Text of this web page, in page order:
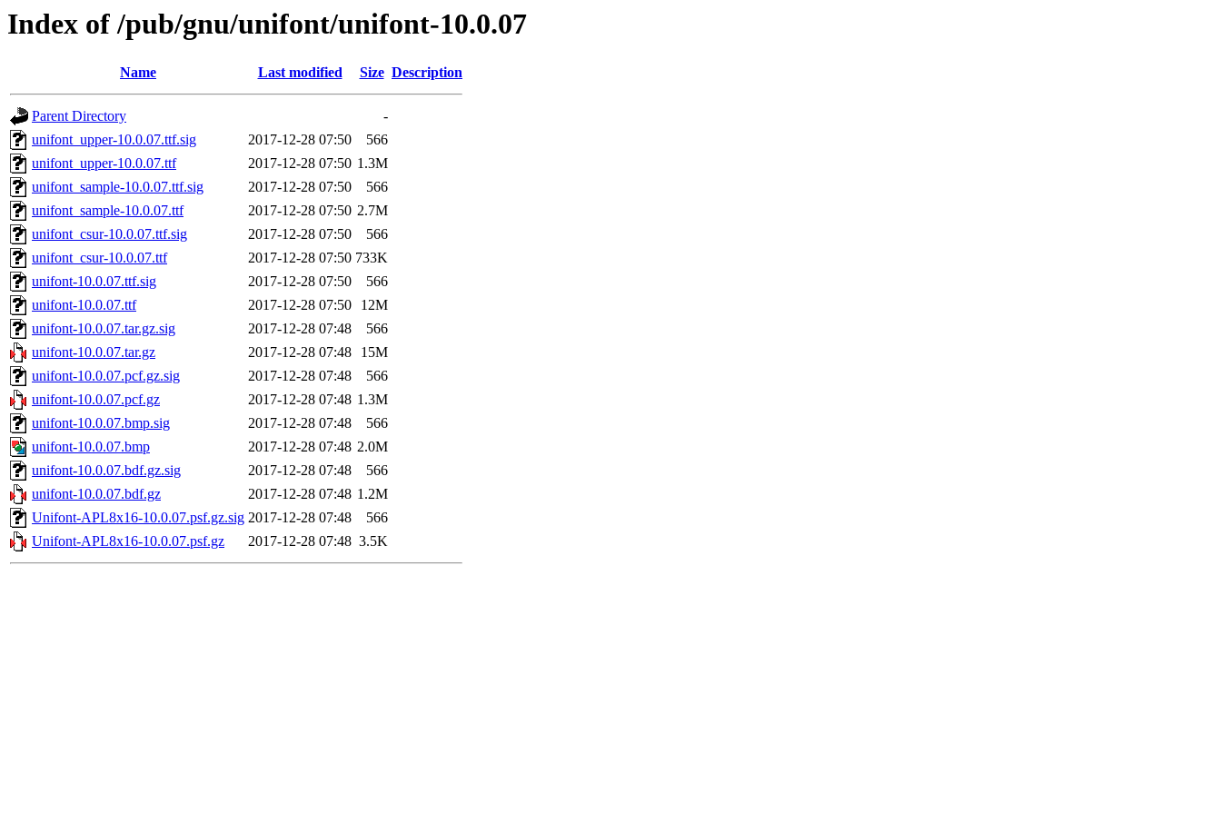
Index of /pub/gnu/unifont/unifont-10.0.07
Name Last modified Size Description
Parent Directory
-
unifont_upper-10.0.07.ttf.sig
2017-12-28 07:50
566
unifont_upper-10.0.07.ttf
2017-12-28 07:50 1.3M
unifont_sample-10.0.07.ttf.sig
2017-12-28 07:50
566
unifont_sample-10.0.07.ttf
2017-12-28 07:50 2.7M
unifont_csur-10.0.07.ttf.sig
2017-12-28 07:50
566
unifont_csur-10.0.07.ttf
2017-12-28 07:50 733K
unifont-10.0.07.ttf.sig
2017-12-28 07:50
566
unifont-10.0.07.ttf
2017-12-28 07:50
12M
unifont-10.0.07.tar.gz.sig
2017-12-28 07:48
566
unifont-10.0.07.tar.gz
2017-12-28 07:48
15M
unifont-10.0.07.pcf.gz.sig
2017-12-28 07:48
566
unifont-10.0.07.pcf.gz
2017-12-28 07:48 1.3M
unifont-10.0.07.bmp.sig
2017-12-28 07:48
566
unifont-10.0.07.bmp
2017-12-28 07:48 2.0M
unifont-10.0.07.bdf.gz.sig
2017-12-28 07:48
566
unifont-10.0.07.bdf.gz
2017-12-28 07:48 1.2M
Unifont-APL8x16-10.0.07.psf.gz.sig 2017-12-28 07:48
566
Unifont-APL8x16-10.0.07.psf.gz
2017-12-28 07:48 3.5K